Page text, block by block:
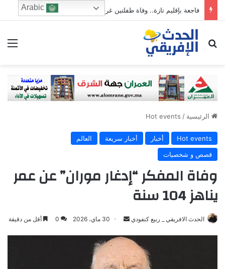
فاجعة بإقليم تازة.. وفاة طفلتين غرقًا في أحد الأودية بجماعة بوحلو
ابحث عن
الرئيسية /
Hot events
Hot events أخبار أخبار سريعة
العالم
قصص و شخصيات
وفاة المفكر “إدغار موران” عن عمر
يناهز 104 سنة
الحدث الافريقي _ ربيع كنفودي
Send
email
30 ماي، 2026 0 أقل من دقيقة
Arabic